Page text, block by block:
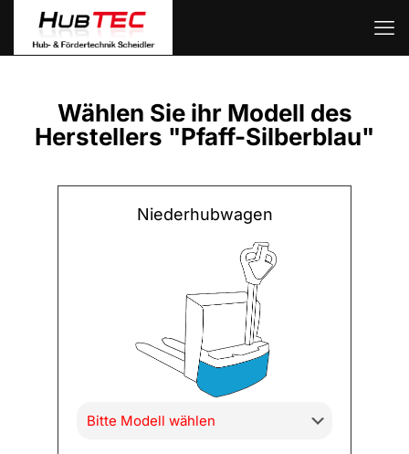
Wählen Sie ihr Modell des
Herstellers "Pfaff-Silberblau"
Niederhubwagen